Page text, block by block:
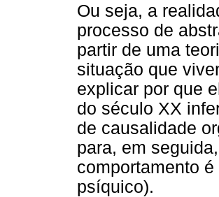
Ou seja, a
processo de
partir de uma
situação que
explicar por que
do século XX
de causalidade
para, em
comportamento
psíquico).